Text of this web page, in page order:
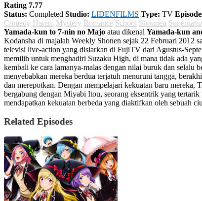
Rating 7.77
Status: Completed Studio: LIDENFILMS Type: TV
Comedy Harem Mystery Romance School Shounen
Yamada-kun to 7-nin no Majo atau dikenal Yamada-kun
Kodansha di majalah Weekly Shonen sejak 22 Februari 2012
televisi live-action yang disiarkan di FujiTV dari Agustus-
memilih untuk menghadiri Suzaku High, di mana tidak ada
kembali ke cara lamanya-malas dengan nilai buruk dan selalu
menyebabkan mereka berdua terjatuh menuruni tangga,
dan merepotkan. Dengan mempelajari kekuatan baru
bergabung dengan Miyabi Itou, seorang eksentrik yang
mendapatkan kekuatan berbeda yang diaktifkan oleh sebuah
Related Episodes